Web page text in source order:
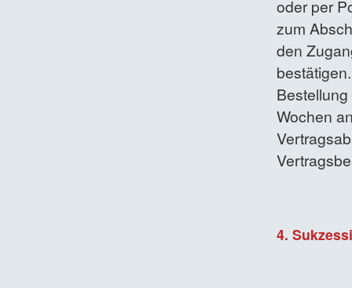
oder per
zum
den
Wochen
4.